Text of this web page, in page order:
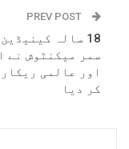
18 سالہ
سمر میکنٹوش نے
اور عالمی
کر دیا